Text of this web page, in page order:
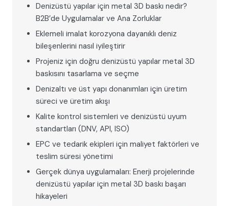
Denizüstü yapılar için metal 3D baskı nedir?
B2B’de Uygulamalar ve Ana Zorluklar
Eklemeli imalat korozyona dayanıklı deniz
bileşenlerini nasıl iyileştirir
Projeniz için doğru denizüstü yapılar metal 3D
baskısını tasarlama ve seçme
Denizaltı ve üst yapı donanımları için üretim
süreci ve üretim akışı
Kalite kontrol sistemleri ve denizüstü uyum
standartları (DNV, API, ISO)
EPC ve tedarik ekipleri için maliyet faktörleri ve
teslim süresi yönetimi
Gerçek dünya uygulamaları: Enerji projelerinde
denizüstü yapılar için metal 3D baskı başarı
hikayeleri